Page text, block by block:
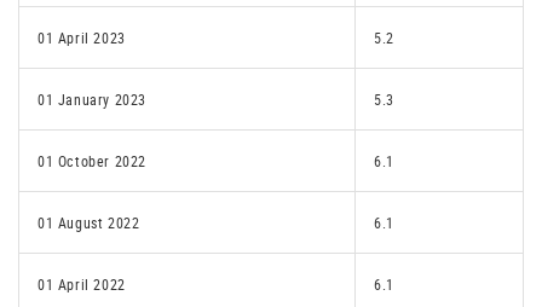
01 April 2023 5.2
01 January 2023 5.3
01 October 2022 6.1
01 August 2022 6.1
01 April 2022 6.1